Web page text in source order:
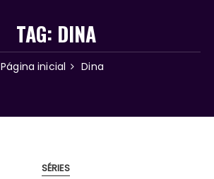
TAG: DINA
Página inicial Dina
SÉRIES